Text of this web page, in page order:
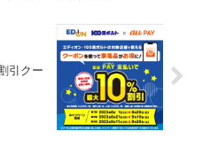
引クー